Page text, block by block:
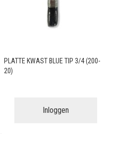
PLATTE KWAST BLUE TIP 3/4 (200-
20)
Inloggen